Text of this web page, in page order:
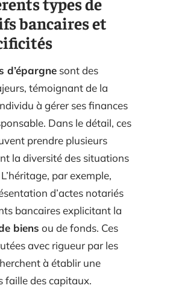
bancaires et
d’épargne sont des
témoignant de la
à gérer ses finances
Dans le détail, ces
prendre plusieurs
la diversité des situations
par exemple,
d’actes notariés
bancaires explicitant la
biens ou de fonds. Ces
avec rigueur par les
à établir une
faille des capitaux.